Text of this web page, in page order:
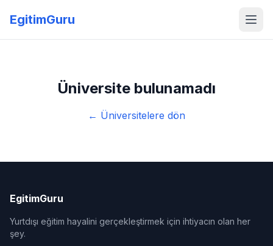
EgitimGuru
Üniversite bulunamadı
← Üniversitelere dön
EgitimGuru
Yurtdışı eğitim hayalini gerçekleştirmek için ihtiyacın olan her
şey.